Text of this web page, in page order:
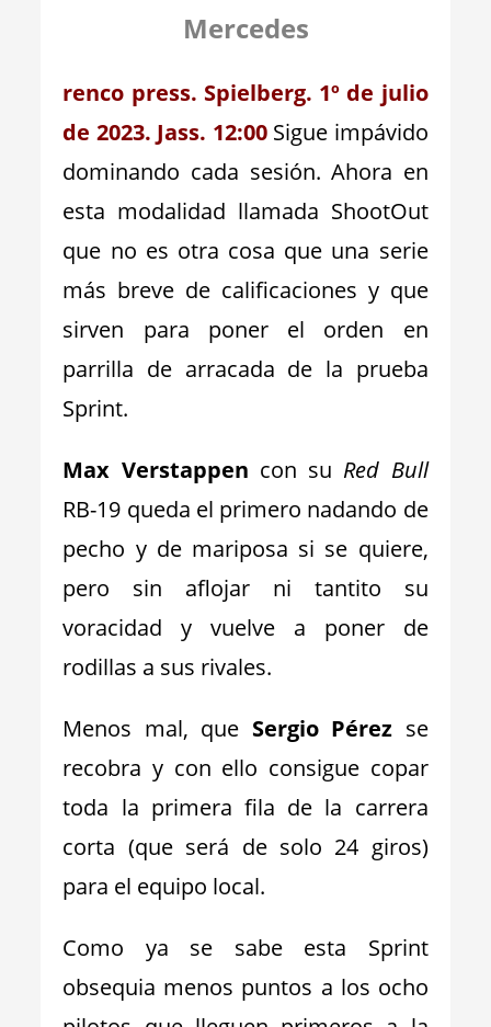
Mercedes
renco press. Spielberg. 1º de julio
de 2023. Jass. 12:00 Sigue impávido
dominando cada sesión. Ahora en
esta modalidad llamada ShootOut
que no es otra cosa que una serie
más breve de calificaciones y que
sirven para poner el orden en
parrilla de arracada de la prueba
Sprint.
Max Verstappen con su Red Bull
RB-19 queda el primero nadando de
pecho y de mariposa si se quiere,
pero sin aflojar ni tantito su
voracidad y vuelve a poner de
rodillas a sus rivales.
Menos mal, que Sergio Pérez se
recobra y con ello consigue copar
toda la primera fila de la carrera
corta (que será de solo 24 giros)
para el equipo local.
Como ya se sabe esta Sprint
obsequia menos puntos a los ocho